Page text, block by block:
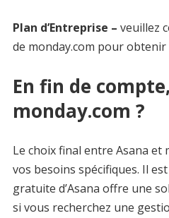
Plan d’Entreprise – veuillez
de monday.com pour obtenir
En fin de
monday.com ?
Le choix final entre Asana et
vos besoins spécifiques. Il
gratuite d’Asana offre une
si vous recherchez une